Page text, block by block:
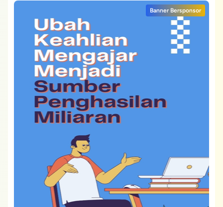
Banner Bersponsor